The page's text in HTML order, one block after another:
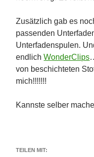
Zusätzlich gab es
passenden
Unterfadenspulen.
endlichWonderClips
von beschichteten
mich!!!!!!!
Kannste selber
TEILEN MIT: